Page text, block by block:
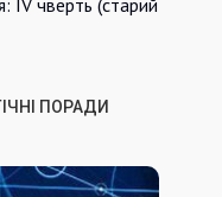
IV чверть (старий
ПОРАДИ